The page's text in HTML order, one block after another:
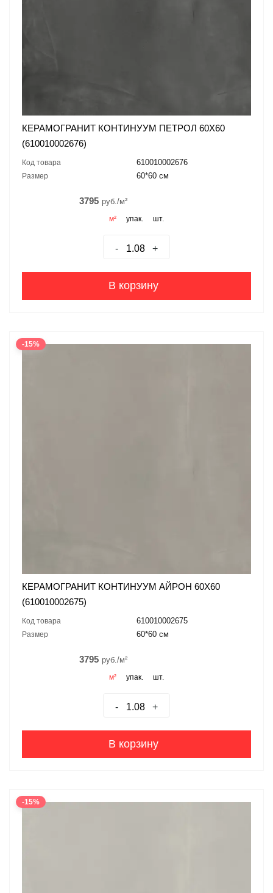
КЕРАМОГРАНИТ КОНТИНУУМ ПЕТРОЛ 60X60
(610010002676)
Код товара 610010002676
Размер 60*60 см
3795 руб./м²
м² упак. шт.
- +
В корзину
-15%
КЕРАМОГРАНИТ КОНТИНУУМ АЙРОН 60X60
(610010002675)
Код товара 610010002675
Размер 60*60 см
3795 руб./м²
м² упак. шт.
- +
В корзину
-15%